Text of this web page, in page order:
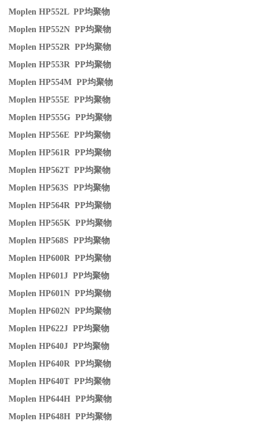
Moplen HP552L PP均聚物
Moplen HP552N PP均聚物
Moplen HP552R PP均聚物
Moplen HP553R PP均聚物
Moplen HP554M PP均聚物
Moplen HP555E PP均聚物
Moplen HP555G PP均聚物
Moplen HP556E PP均聚物
Moplen HP561R PP均聚物
Moplen HP562T PP均聚物
Moplen HP563S PP均聚物
Moplen HP564R PP均聚物
Moplen HP565K PP均聚物
Moplen HP568S PP均聚物
Moplen HP600R PP均聚物
Moplen HP601J PP均聚物
Moplen HP601N PP均聚物
Moplen HP602N PP均聚物
Moplen HP622J PP均聚物
Moplen HP640J PP均聚物
Moplen HP640R PP均聚物
Moplen HP640T PP均聚物
Moplen HP644H PP均聚物
Moplen HP648H PP均聚物